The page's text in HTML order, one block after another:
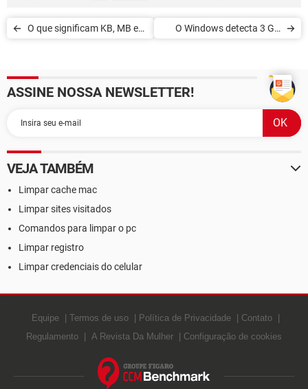
O que significam KB, MB e
O Windows detecta 3 GB
ASSINE NOSSA NEWSLETTER!
VEJA TAMBÉM
Limpar cache mac
Limpar sites visitados
Comandos para limpar o pc
Limpar registro
Limpar credenciais do celular
Equipe Termos de uso Política de Privacidade
Contato
Regulamento
A Revista Da Mulher Configuração de cookies